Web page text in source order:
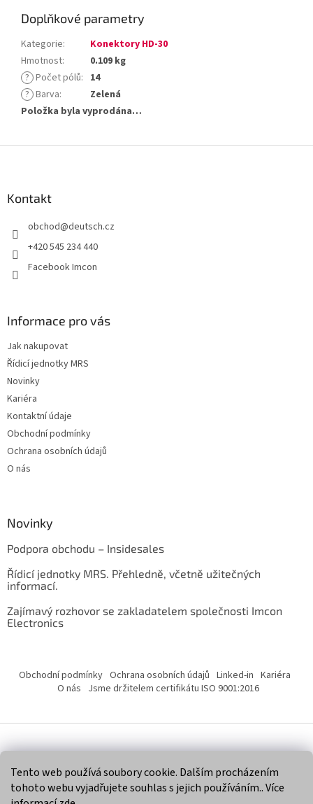
Tento web používá soubory cookie. Dalším procházením
tohoto webu vyjadřujete souhlas s jejich používáním.. Více
Doplňkové parametry
Kategorie:
Konektory HD-30
Hmotnost:
0.109 kg
? Počet pólů: 14
? Barva:
Zelená
Položka byla vyprodána…
Kontakt
obchod@deutsch.cz
+420 545 234 440
Facebook Imcon
Informace pro vás
Jak nakupovat
Řídicí jednotky MRS
Novinky
Kariéra
Kontaktní údaje
Obchodní podmínky
Ochrana osobních údajů
O nás
Novinky
Podpora obchodu – Insidesales
Řídicí jednotky MRS. Přehledně, včetně užitečných
informací.
Zajímavý rozhovor se zakladatelem společnosti Imcon
Electronics
Obchodní podmínky Ochrana osobních údajů Linked-in Kariéra
O nás Jsme držitelem certifikátu ISO 9001:2016
Copyright 2026